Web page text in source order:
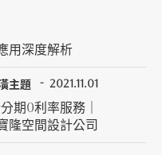
用深度解析
主題 2021.11.01
期0利率服務｜
隆空間設計公司